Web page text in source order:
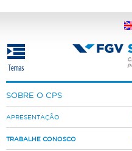
conteúdo
principal
SOBRE O CPS
APRESENTAÇÃO
TRABALHE CONOSCO